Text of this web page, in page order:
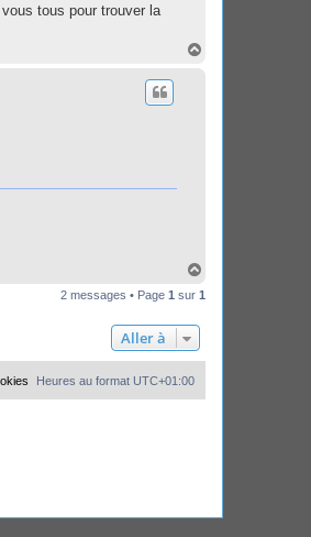
tous pour trouver la
u
2 messages • Page 1 sur 1
Aller à
Heures au format UTC+01:00